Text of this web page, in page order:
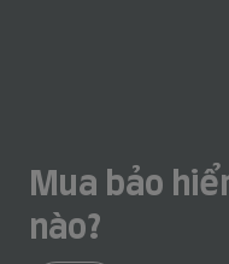
Sau khi nhận thư mời
Mua bảo
nào?